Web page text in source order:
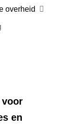
overheid
voor
en